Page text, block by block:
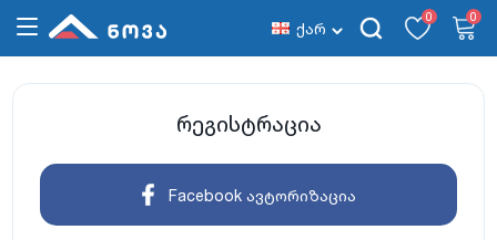
ქარ
0 0
რეგისტრაცია
Facebook ავტორიზაცია